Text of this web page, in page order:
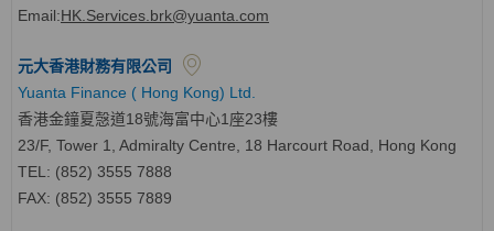
Email:HK.Services.brk@yuanta.com
元大香港財務有限公司
Yuanta Finance ( Hong Kong) Ltd.
香港金鐘夏愨道18號海富中心1座23樓
23/F, Tower 1, Admiralty Centre, 18 Harcourt Road, Hong Kong
TEL: (852) 3555 7888
FAX: (852) 3555 7889